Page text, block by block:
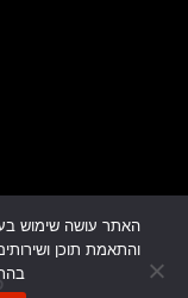
האתר עושה שימוש
והתאמת תוכן